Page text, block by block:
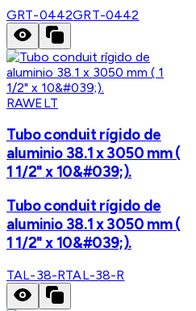
GRT-0442GRT-0442
RAWELT
Tubo conduit rígido de
aluminio 38.1 x 3050 mm (
1 1/2" x 10&#039;).
Tubo conduit rígido de
aluminio 38.1 x 3050 mm (
1 1/2" x 10&#039;).
TAL-38-RTAL-38-R